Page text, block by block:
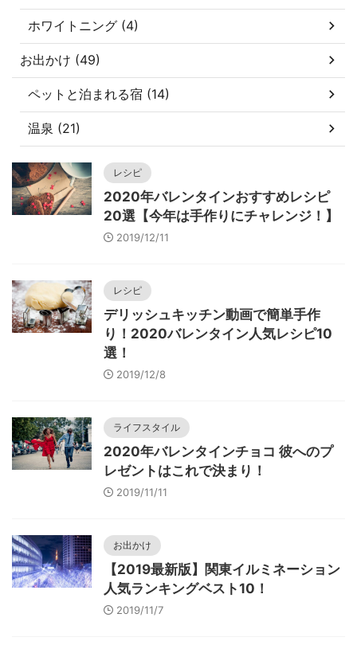
ホワイトニング (4)
お出かけ (49)
ペットと泊まれる宿 (14)
温泉 (21)
レシピ
2020年バレンタインおすすめレシピ
20選【今年は手作りにチャレンジ！】
2019/12/11
レシピ
デリッシュキッチン動画で簡単手作
り！2020バレンタイン人気レシピ10
選！
2019/12/8
ライフスタイル
2020年バレンタインチョコ 彼へのプ
レゼントはこれで決まり！
2019/11/11
お出かけ
【2019最新版】関東イルミネーション
人気ランキングベスト10！
2019/11/7